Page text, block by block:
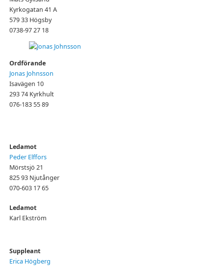
Kyrkogatan 41 A
579 33 Högsby
0738-97 27 18
Ordförande
Jonas Johnsson
Isavägen 10
293 74 Kyrkhult
076-183 55 89
Ledamot
Peder Elffors
Mörstsjö 21
825 93 Njutånger
070-603 17 65
Ledamot
Karl Ekström
Suppleant
Erica Högberg